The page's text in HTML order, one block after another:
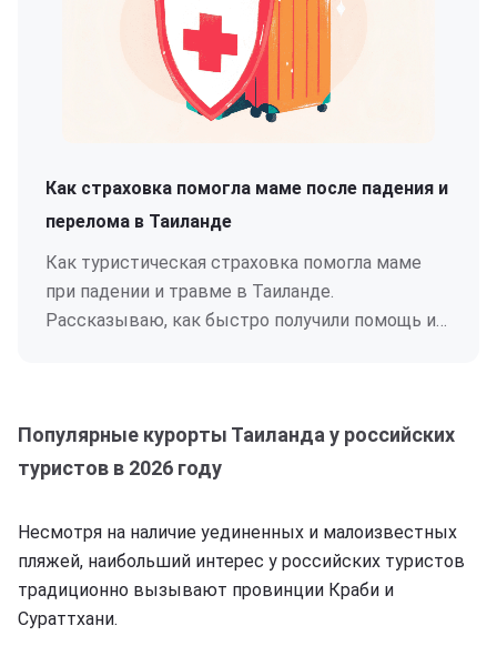
Как страховка помогла маме после падения и
перелома в Таиланде
Как туристическая страховка помогла маме
при падении и травме в Таиланде.
Рассказываю, как быстро получили помощь и
Популярные курорты Таиланда у российских
туристов в 2026 году
Несмотря на наличие уединенных и малоизвестных
пляжей, наибольший интерес у российских туристов
традиционно вызывают провинции Краби и
Сураттхани.